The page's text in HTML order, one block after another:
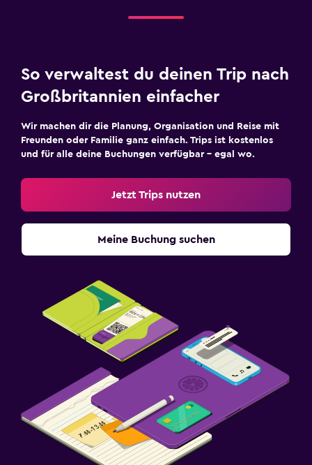
So verwaltest du deinen Trip nach
Großbritannien einfacher
Wir machen dir die Planung, Organisation und Reise mit
Freunden oder Familie ganz einfach. Trips ist kostenlos
und für alle deine Buchungen verfügbar – egal wo.
Jetzt Trips nutzen
Meine Buchung suchen